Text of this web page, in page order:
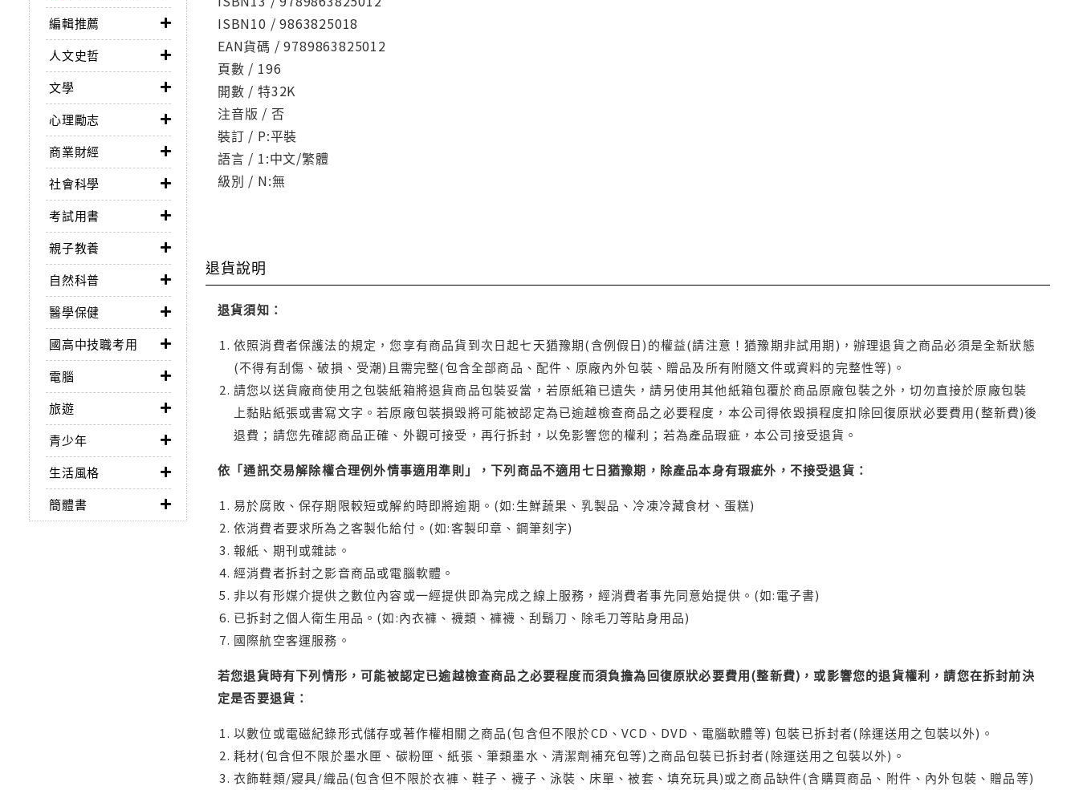
編輯推薦
人文史哲
文學
心理勵志
商業財經
社會科學
考試用書
親子教養
自然科普
醫學保健
國高中技職考用
電腦
旅遊
青少年
生活風格
簡體書
ISBN10 / 9863825018
EAN貨碼 / 9789863825012
頁數 / 196
開數 / 特32K
注音版 / 否
裝訂 / P:平裝
語言 / 1:中文/繁體
級別 / N:無
退貨說明
退貨須知：
依照消費者保護法的規定，您享有商品貨到次日起七天猶豫期(含例假日)的權益(請注意！猶豫期非試用期)，辦理退貨之商品必須是全新狀態
(不得有刮傷、破損、受潮)且需完整(包含全部商品、配件、原廠內外包裝、贈品及所有附隨文件或資料的完整性等)。
請您以送貨廠商使用之包裝紙箱將退貨商品包裝妥當，若原紙箱已遺失，請另使用其他紙箱包覆於商品原廠包裝之外，切勿直接於原廠包裝
上黏貼紙張或書寫文字。若原廠包裝損毀將可能被認定為已逾越檢查商品之必要程度，本公司得依毀損程度扣除回復原狀必要費用(整新費)後
退費；請您先確認商品正確、外觀可接受，再行拆封，以免影響您的權利；若為產品瑕疵，本公司接受退貨。
依「通訊交易解除權合理例外情事適用準則」，下列商品不適用七日猶豫期，除產品本身有瑕疵外，不接受退貨：
易於腐敗、保存期限較短或解約時即將逾期。(如:生鮮蔬果、乳製品、冷凍冷藏食材、蛋糕)
依消費者要求所為之客製化給付。(如:客製印章、鋼筆刻字)
報紙、期刊或雜誌。
經消費者拆封之影音商品或電腦軟體。
非以有形媒介提供之數位內容或一經提供即為完成之線上服務，經消費者事先同意始提供。(如:電子書)
已拆封之個人衛生用品。(如:內衣褲、襪類、褲襪、刮鬍刀、除毛刀等貼身用品)
國際航空客運服務。
若您退貨時有下列情形，可能被認定已逾越檢查商品之必要程度而須負擔為回復原狀必要費用(整新費)，或影響您的退貨權利，請您在拆封前決
定是否要退貨：
以數位或電磁紀錄形式儲存或著作權相關之商品(包含但不限於CD、VCD、DVD、電腦軟體等) 包裝已拆封者(除運送用之包裝以外)。
耗材(包含但不限於墨水匣、碳粉匣、紙張、筆類墨水、清潔劑補充包等)之商品包裝已拆封者(除運送用之包裝以外)。
衣飾鞋類/寢具/織品(包含但不限於衣褲、鞋子、襪子、泳裝、床單、被套、填充玩具)或之商品缺件(含購買商品、附件、內外包裝、贈品等)